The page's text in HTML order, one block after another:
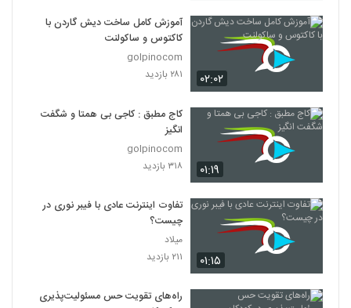
۰۲:۰۲
آموزش کامل ساخت دیش گاردن با
کاکتوس و ساکولنت
golpinocom
۲۸۱ بازدید
۰۱:۱۹
کاج مطبق : کاجی بی همتا و شگفت
انگیز
golpinocom
۳۱۸ بازدید
۰۱:۱۵
تفاوت اینترنت عادی با فیبر نوری در
چیست؟
میلاد
۲۱۱ بازدید
راه‌های تقویت حس مسئولیت‌پذیری